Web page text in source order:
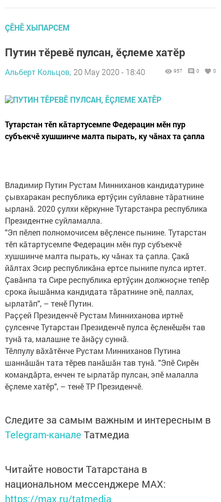
ÇӖНӖ ХЫПАРСЕМ
Путин тӗревӗ пулсан, ӗҫлеме хатӗр
Альберт Кольцов, 20 May 2020 - 18:40 957 0 0
Тутарстан тӗп кӑтартусемпе Федерацин мӗн пур
субъекчӗ хушшинче малта пырать, ку чӑнах та ҫапла
Владимир Путин Рустам Минниханов кандидатурине
ҫывхаракан республика ертӳҫин суйлавне тӑратнине
ырланӑ. 2020 ҫулхи кӗркунне Тутарстанра республика
Президентне суйламалла.
"Эп пӗлеп полномочисем вӗҫленсе пынине. Тутарстан
тӗп кӑтартусемпе Федерацин мӗн пур субъекчӗ
хушшинче малта пырать, ку чӑнах та ҫапла. Ҫакӑ
йӑлтах Эсир республикӑна ертсе пынипе пулса иртет.
Ҫавӑнпа та Сире республика ертӳҫин должноҫне тепӗр
срока йышӑнма кандидата тӑратнине эпӗ, паллах,
ырлатӑп", – тенӗ Путин.
Раҫҫей Президенчӗ Рустам Минниханова иртнӗ
ҫулсенче Тутарстан Президенчӗ пулса ӗҫленӗшӗн тав
тунӑ та, малашне те ӑнӑҫу суннӑ.
Тӗлпулу вӑхӑтӗнче Рустам Минниханов Путина
шаннӑшӑн тата тӗрев панӑшӑн тав тунӑ. "Эпӗ Сирӗн
командӑрта, енчен те ырлатӑр пулсан, эпӗ малалла
ӗҫлеме хатӗр", – тенӗ ТР Президенчӗ.
Следите за самым важным и интересным в
Telegram-канале Татмедиа
Читайте новости Татарстана в
национальном мессенджере MАХ:
https://max.ru/tatmedia